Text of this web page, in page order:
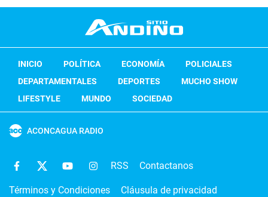
INICIO POLÍTICA ECONOMÍA
POLICIALES
DEPARTAMENTALES
DEPORTES
MUCHO SHOW
LIFESTYLE
MUNDO SOCIEDAD
ACONCAGUA RADIO
RSS Contactanos
Términos y Condiciones Cláusula de privacidad